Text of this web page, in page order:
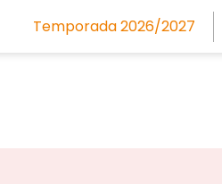
Temporada 2026/2027